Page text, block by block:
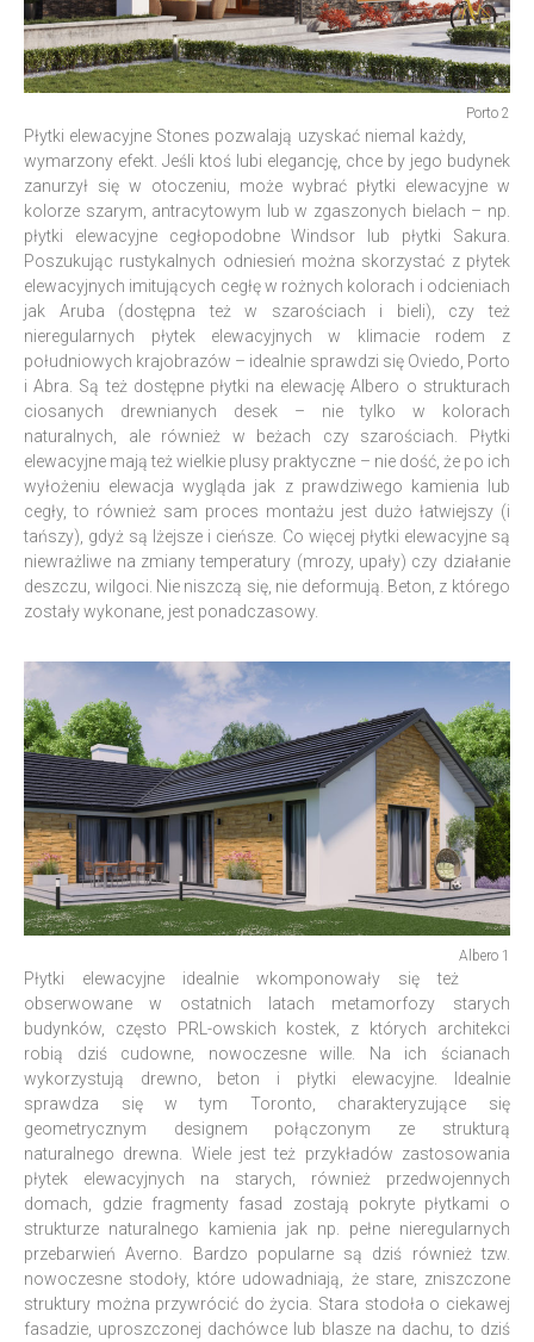
Porto 2
Płytki elewacyjne Stones pozwalają uzyskać niemal każdy,
wymarzony efekt. Jeśli ktoś lubi elegancję, chce by jego budynek
zanurzył się w otoczeniu, może wybrać płytki elewacyjne w
kolorze szarym, antracytowym lub w zgaszonych bielach – np.
płytki elewacyjne cegłopodobne Windsor lub płytki Sakura.
Poszukując rustykalnych odniesień można skorzystać z płytek
elewacyjnych imitujących cegłę w rożnych kolorach i odcieniach
jak Aruba (dostępna też w szarościach i bieli), czy też
nieregularnych płytek elewacyjnych w klimacie rodem z
południowych krajobrazów – idealnie sprawdzi się Oviedo, Porto
i Abra. Są też dostępne płytki na elewację Albero o strukturach
ciosanych drewnianych desek – nie tylko w kolorach
naturalnych, ale również w beżach czy szarościach. Płytki
elewacyjne mają też wielkie plusy praktyczne – nie dość, że po ich
wyłożeniu elewacja wygląda jak z prawdziwego kamienia lub
cegły, to również sam proces montażu jest dużo łatwiejszy (i
tańszy), gdyż są lżejsze i cieńsze. Co więcej płytki elewacyjne są
niewrażliwe na zmiany temperatury (mrozy, upały) czy działanie
deszczu, wilgoci. Nie niszczą się, nie deformują. Beton, z którego
zostały wykonane, jest ponadczasowy.
Albero 1
Płytki elewacyjne idealnie wkomponowały się też
obserwowane w ostatnich latach metamorfozy starych
budynków, często PRL-owskich kostek, z których architekci
robią dziś cudowne, nowoczesne wille. Na ich ścianach
wykorzystują drewno, beton i płytki elewacyjne. Idealnie
sprawdza się w tym Toronto, charakteryzujące się
geometrycznym designem połączonym ze strukturą
naturalnego drewna. Wiele jest też przykładów zastosowania
płytek elewacyjnych na starych, również przedwojennych
domach, gdzie fragmenty fasad zostają pokryte płytkami o
strukturze naturalnego kamienia jak np. pełne nieregularnych
przebarwień Averno. Bardzo popularne są dziś również tzw.
nowoczesne stodoły, które udowadniają, że stare, zniszczone
struktury można przywrócić do życia. Stara stodoła o ciekawej
fasadzie, uproszczonej dachówce lub blasze na dachu, to dziś